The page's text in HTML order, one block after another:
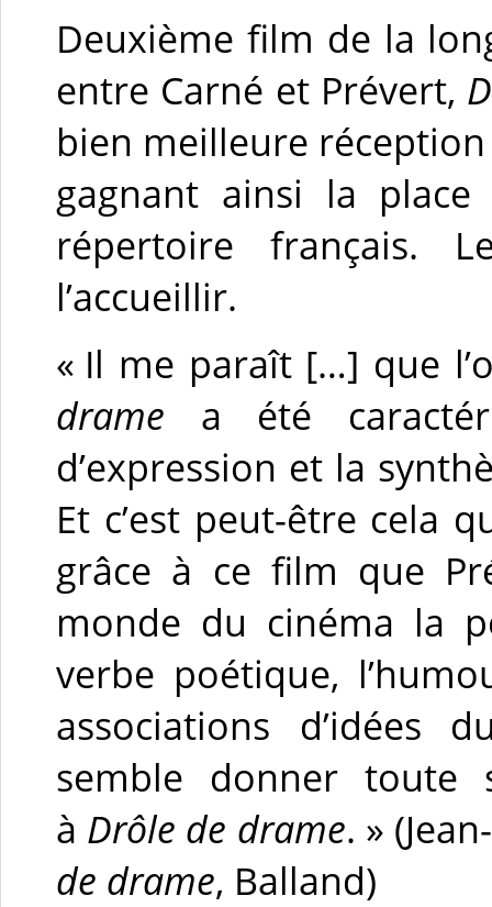
Deuxième film de la
entre Carné et Prévert,
bien meilleure
gagnant ainsi la
répertoire français.
l’accueillir.
« Il me paraît […] que
drame a été
d’expression et la
Et c’est peut-être cela
grâce à ce film que
monde du cinéma la
verbe poétique,
associations d’idées
semble donner
à Drôle de drame. »
de drame, Balland)